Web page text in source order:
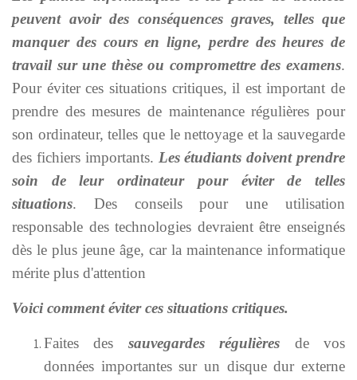
peuvent avoir des conséquences graves, telles que
manquer des cours en ligne, perdre des heures de
travail sur une thèse ou compromettre des examens.
Pour éviter ces situations critiques, il est important de
prendre des mesures de maintenance régulières pour
son ordinateur, telles que le nettoyage et la sauvegarde
des fichiers importants. Les étudiants doivent prendre
soin de leur ordinateur pour éviter de telles
situations. Des conseils pour une utilisation
responsable des technologies devraient être enseignés
dès le plus jeune âge, car la maintenance informatique
mérite plus d'attention
Voici comment éviter ces situations critiques.
Faites des sauvegardes régulières de vos
données importantes sur un disque dur externe